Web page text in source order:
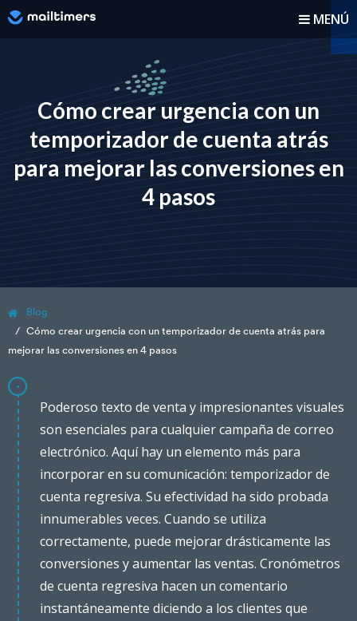
MENÚ
¿Cómo funciona?
Cómo...
Blog
Precios
Cómo crear urgencia con un
temporizador de cuenta atrás
para mejorar las conversiones en
4 pasos
Blog
Cómo crear urgencia con un temporizador de cuenta atrás para
mejorar las conversiones en 4 pasos
Poderoso texto de venta y impresionantes visuales
son esenciales para cualquier campaña de correo
electrónico. Aquí hay un elemento más para
incorporar en su comunicación: temporizador de
cuenta regresiva. Su efectividad ha sido probada
innumerables veces. Cuando se utiliza
correctamente, puede mejorar drásticamente las
conversiones y aumentar las ventas. Cronómetros
de cuenta regresiva hacen un comentario
instantáneamente diciendo a los clientes que